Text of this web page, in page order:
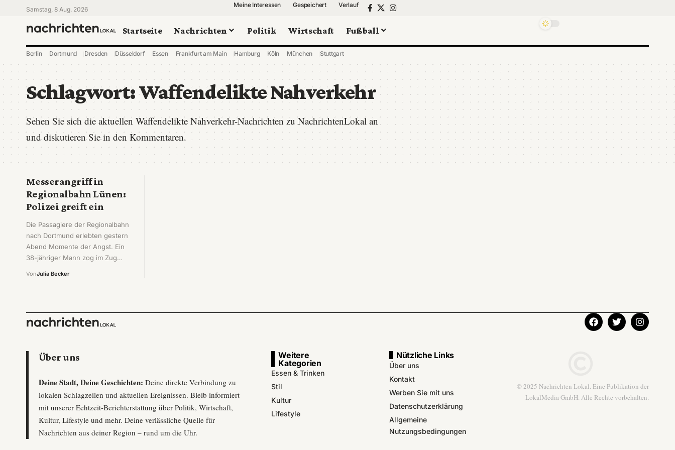
Samstag, 8 Aug. 2026
Meine Interessen Gespeichert Verlauf
Startseite Nachrichten Politik Wirtschaft Fußball
Berlin Dortmund Dresden Düsseldorf Essen Frankfurt am Main Hamburg Köln München Stuttgart
Schlagwort:Waffendelikte Nahverkehr
Sehen Sie sich die aktuellen Waffendelikte Nahverkehr-Nachrichten zu NachrichtenLokal an
und diskutieren Sie in den Kommentaren.
Messerangriff in
Regionalbahn Lünen:
Polizei greift ein
Die Passagiere der Regionalbahn
nach Dortmund erlebten gestern
Abend Momente der Angst. Ein
38-jähriger Mann zog im Zug…
VonJulia Becker
Über uns
Deine Stadt, Deine Geschichten: Deine direkte Verbindung zu
lokalen Schlagzeilen und aktuellen Ereignissen. Bleib informiert
mit unserer Echtzeit-Berichterstattung über Politik, Wirtschaft,
Kultur, Lifestyle und mehr. Deine verlässliche Quelle für
Nachrichten aus deiner Region – rund um die Uhr.
Weitere
Kategorien
Essen & Trinken
Stil
Kultur
Lifestyle
Nützliche Links
Über uns
Kontakt
Werben Sie mit uns
Datenschutzerklärung
Allgemeine
Nutzungsbedingungen
© 2025 Nachrichten Lokal. Eine Publikation der
LokalMedia GmbH. Alle Rechte vorbehalten.